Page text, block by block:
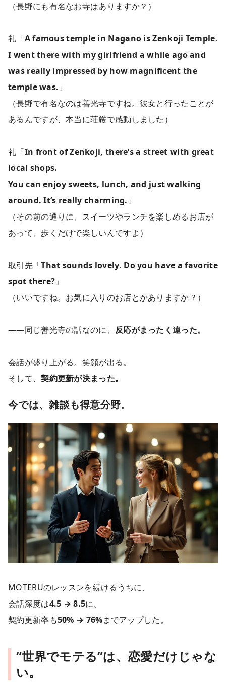
（長野にも有名なお寺はありますか？）
礼「A famous temple in Nagano is Zenkoji Temple.
I went there with my girlfriend a while ago and
was really impressed by how magnificent the
temple was. 」
（長野で有名なのは善光寺ですね。彼女と行ったことが
あるんですが、本当に荘厳で感動しました）
礼「In front of Zenkoji, there’s a street with great
local shops.
You can enjoy sweets, lunch, and just walking
around. It’s really charming. 」
（その前の通りに、スイーツやランチを楽しめるお店が
あって、歩くだけで楽しいんですよ）
取引先「That sounds lovely. Do you have a favorite
spot there? 」
（いいですね。お気に入りのお店とかありますか？）
――同じ善光寺の話なのに、 反応がまったく違った。
会話が盛り上がる。笑顔が出る。
そして、契約更新が決まった。
今では、雑談も得意分野。
MOTERUのレッスンを続けるうちに、
会話深度は4.5 → 8.5に。
契約更新率も50% → 76%までアップした。
“世界でモテる”は、恋愛だけじゃな
い。